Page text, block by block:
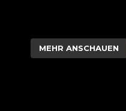
MEHR ANSCHAUEN